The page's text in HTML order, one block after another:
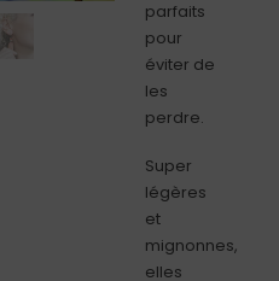
parfaits
pour
éviter de
les
perdre.
Super
légères
et
mignonnes,
elles